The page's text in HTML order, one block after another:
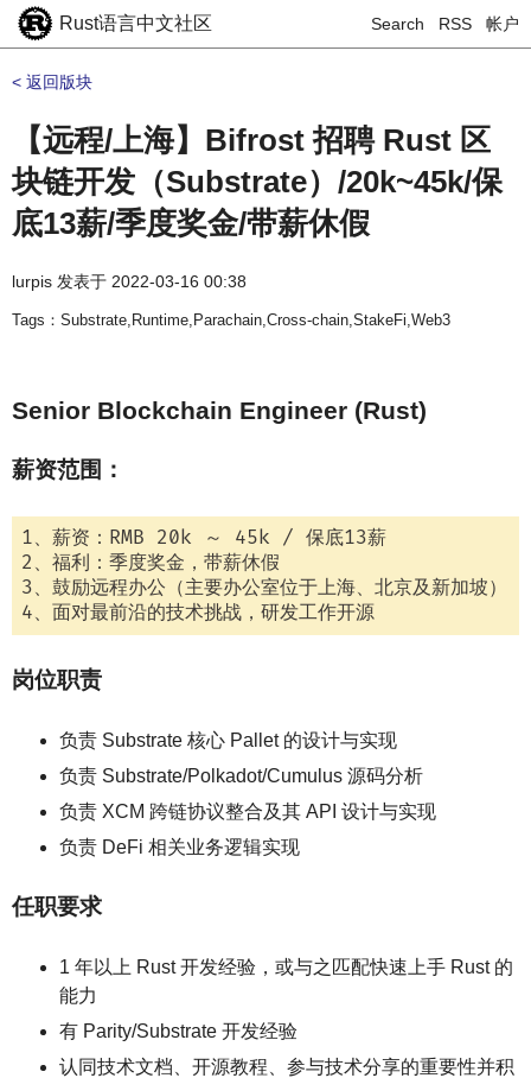
Rust语言中文社区 Search RSS 帐户
< 返回版块
【远程/上海】Bifrost 招聘 Rust 区
块链开发（Substrate）/20k~45k/保
底13薪/季度奖金/带薪休假
lurpis 发表于 2022-03-16 00:38
Tags：Substrate,Runtime,Parachain,Cross-chain,StakeFi,Web3
Senior Blockchain Engineer (Rust)
薪资范围：
1、薪资：RMB 20k ～ 45k / 保底13薪
2、福利：季度奖金，带薪休假
3、鼓励远程办公（主要办公室位于上海、北京及新加坡）
岗位职责
负责 Substrate 核心 Pallet 的设计与实现
负责 Substrate/Polkadot/Cumulus 源码分析
负责 XCM 跨链协议整合及其 API 设计与实现
负责 DeFi 相关业务逻辑实现
任职要求
1 年以上 Rust 开发经验，或与之匹配快速上手 Rust 的
能力
有 Parity/Substrate 开发经验
认同技术文档、开源教程、参与技术分享的重要性并积